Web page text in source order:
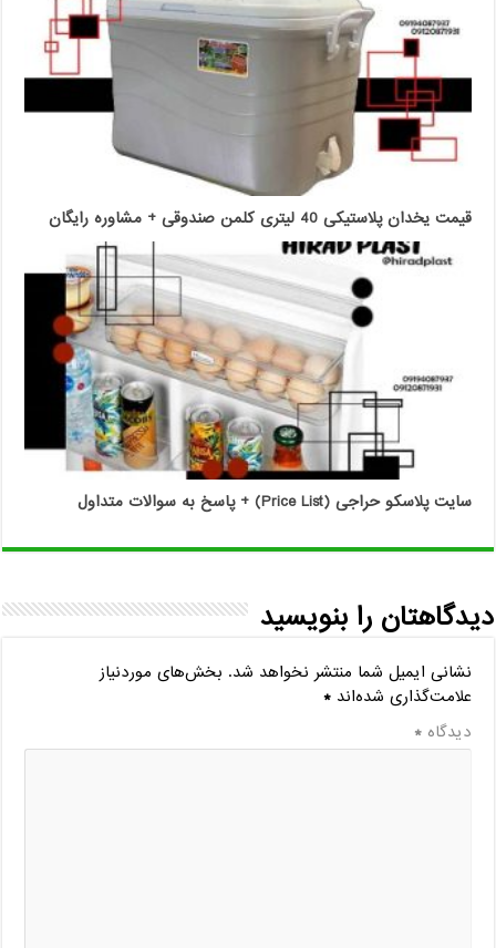
قیمت یخدان پلاستیکی 40 لیتری کلمن صندوقی + مشاوره رایگان
سایت پلاسکو حراجی (Price List) + پاسخ به سوالات متداول
دیدگاهتان را بنویسید
نشانی ایمیل شما منتشر نخواهد شد. بخش‌های موردنیاز
علامت‌گذاری شده‌اند*
دیدگاه*